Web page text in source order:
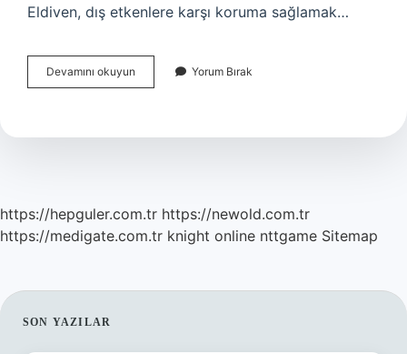
Eldiven, dış etkenlere karşı koruma sağlamak…
Devamını okuyun
Eldiven
Yarar
Yorum Bırak
https://hepguler.com.tr https://newold.com.tr
https://medigate.com.tr knight online nttgame Sitemap
SIDEBAR
SON YAZILAR